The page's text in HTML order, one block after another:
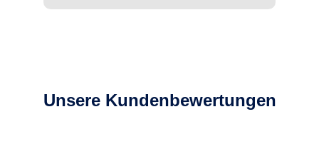
Unsere Kundenbewertungen